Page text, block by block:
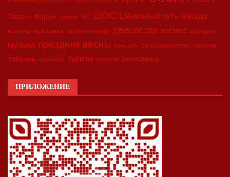
Тайвань Форум Харбин ЧС ШОС Шёлковый путь азиада
встреча выставка гала-концерт двесессии космос медицина
музыка праздник весны синьцзян сотрудничество спутник
тайвань торговля туризм экология экономика
ПРИЛОЖЕНИЕ